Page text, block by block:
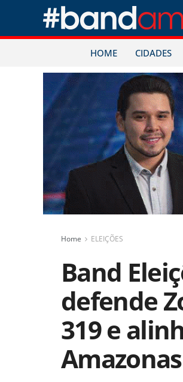
HOME CIDADES
Home ELEIÇÕES
Band
defende
319 e
Amazonas